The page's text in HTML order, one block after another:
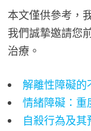
本文僅供參考，
我們誠摯邀請您
治療。
解離性障礙的
情緒障礙：重
自殺行為及